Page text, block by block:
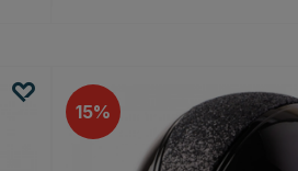
15